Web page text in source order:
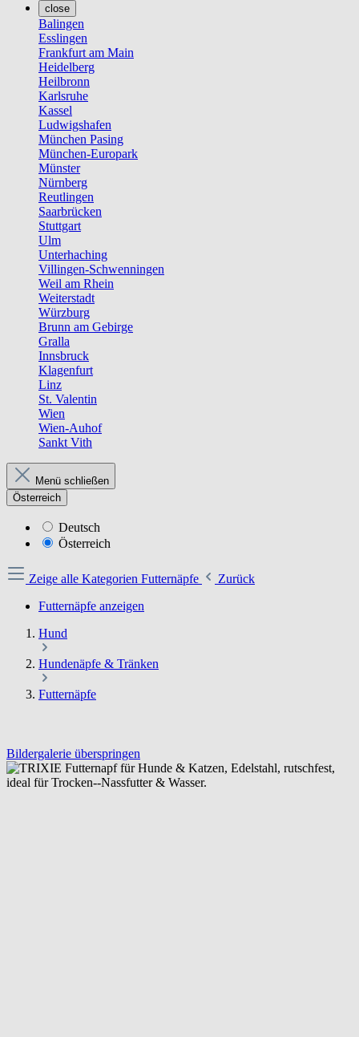
close
Balingen
Esslingen
Frankfurt am Main
Heidelberg
Heilbronn
Karlsruhe
Kassel
Ludwigshafen
München Pasing
München-Europark
Münster
Nürnberg
Reutlingen
Saarbrücken
Stuttgart
Ulm
Unterhaching
Villingen-Schwenningen
Weil am Rhein
Weiterstadt
Würzburg
Brunn am Gebirge
Gralla
Innsbruck
Klagenfurt
Linz
St. Valentin
Wien
Wien-Auhof
Sankt Vith
Menü schließen
Österreich
Deutsch
Österreich
Zeige alle Kategorien Futternäpfe
Zurück
Futternäpfe anzeigen
Hund
Hundenäpfe & Tränken
Futternäpfe
Bildergalerie überspringen